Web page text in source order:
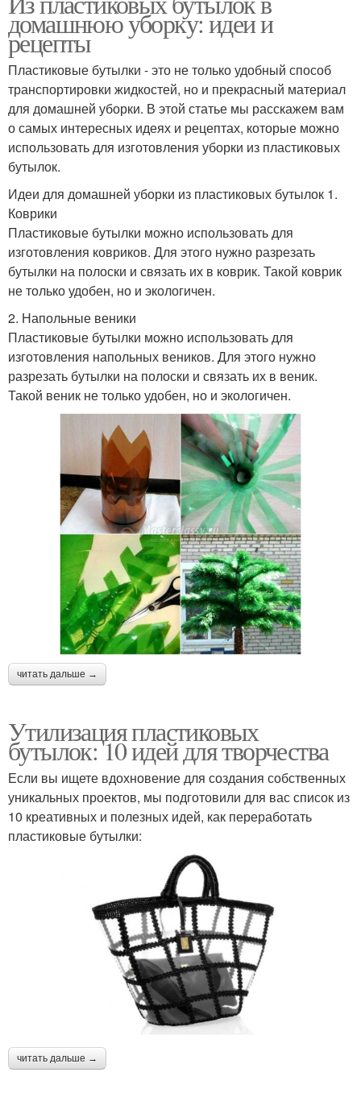
домашнюю уборку: идеи и
рецепты
Пластиковые бутылки - это не только удобный способ
транспортировки жидкостей, но и прекрасный материал
для домашней уборки. В этой статье мы расскажем вам
о самых интересных идеях и рецептах, которые можно
использовать для изготовления уборки из пластиковых
бутылок.
Идеи для домашней уборки из пластиковых бутылок 1.
Коврики
Пластиковые бутылки можно использовать для
изготовления ковриков. Для этого нужно разрезать
бутылки на полоски и связать их в коврик. Такой коврик
не только удобен, но и экологичен.
2. Напольные веники
Пластиковые бутылки можно использовать для
изготовления напольных веников. Для этого нужно
разрезать бутылки на полоски и связать их в веник.
Такой веник не только удобен, но и экологичен.
читать дальше →
Утилизация пластиковых
бутылок: 10 идей для творчества
Если вы ищете вдохновение для создания собственных
уникальных проектов, мы подготовили для вас список из
10 креативных и полезных идей, как переработать
пластиковые бутылки:
читать дальше →